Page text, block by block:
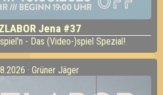
Jena #37
- Das (Video-)spiel Spezial!
· Grüner Jäger